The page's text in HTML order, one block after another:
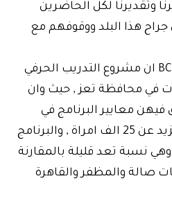
وتقديرنا لكل الحاضرين
هذا البلد ووقوفهم مع
واشار رئيس جمعية BCFHD ان مشروع التدريب الحرفي
في محافظة تعز , حيث وان
فيهن معايير البرنامج في
المديريات المستهدفة يزيد عن 25 الف امراة , والبرنامج
200 أمراة وهي نسبة تعد قليلة بالمقارنة
صالة والمظفر والقاهرة